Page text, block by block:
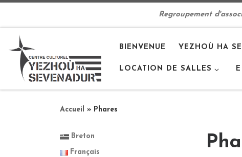
Regroupement
BIENVENUE YEZHOÙ HA
LOCATION DE SALLES
Accueil » Phares
Breton
Français